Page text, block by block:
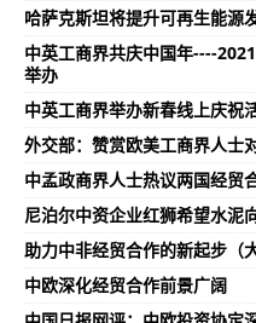
哈萨克斯坦将提升可再生能源
中英工商界共庆中国年----
举办
中英工商界举办新春线上庆祝
外交部：赞赏欧美工商界人士
中孟政商界人士热议两国经贸
尼泊尔中资企业红狮希望水泥
助力中非经贸合作的新起步（
中欧深化经贸合作前景广阔